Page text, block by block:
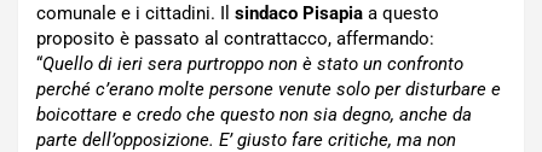
comunale e i cittadini. Il sindaco Pisapia a questo
proposito è passato al contrattacco, affermando:
“Quello di ieri sera purtroppo non è stato un confronto
perché c’erano molte persone venute solo per disturbare e
boicottare e credo che questo non sia degno, anche da
parte dell’opposizione. E’ giusto fare critiche, ma non